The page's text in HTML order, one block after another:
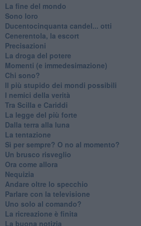
La fine del mondo
Sono loro
Ducentocinquanta candel... otti
Cenerentola, la escort
Precisazioni
La droga del potere
Momenti (e immedesimazione)
Chi sono?
Il più stupido dei mondi possibili
I nemici della verità
Tra Scilla e Cariddi
La legge del più forte
Dalla terra alla luna
La tentazione
​Sì per sempre? O no al momento?
Un brusco risveglio
Ora come allora
Nequizia
Andare oltre lo specchio
Parlare con la televisione
Uno solo al comando?
La ricreazione è finita
La buona notizia